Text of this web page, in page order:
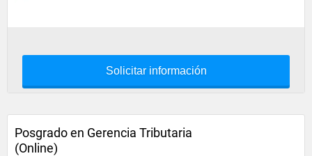
Solicitar información
Posgrado en Gerencia Tributaria
(Online)